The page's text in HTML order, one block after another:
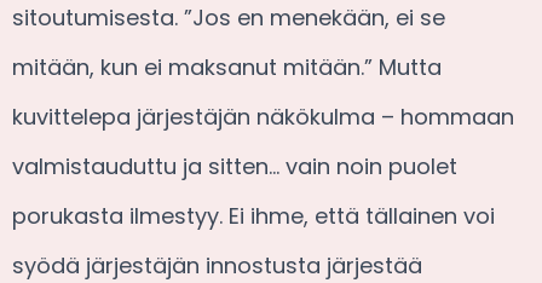
sitoutumisesta. ”Jos en menekään, ei se
mitään, kun ei maksanut mitään.” Mutta
kuvittelepa järjestäjän näkökulma – hommaan
valmistauduttu ja sitten… vain noin puolet
porukasta ilmestyy. Ei ihme, että tällainen voi
syödä järjestäjän innostusta järjestää